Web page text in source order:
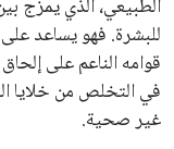
الطبيعي، الذي يمزج
للبشرة. فهو يساعد على
قوامه الناعم على
في التخلص من خلايا
غير صحية.